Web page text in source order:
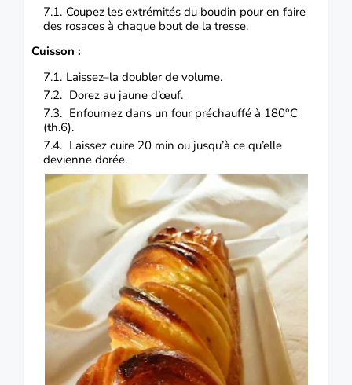
Coupez les extrémités du boudin pour en faire
des rosaces à chaque bout de la tresse.
Cuisson :
Laissez–la doubler de volume.
Dorez au jaune d’œuf.
Enfournez dans un four préchauffé à 180°C
(th.6).
Laissez cuire 20 min ou jusqu’à ce qu’elle
devienne dorée.